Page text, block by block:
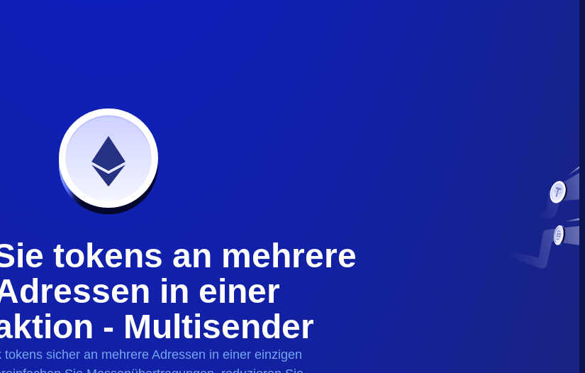
tokens an mehrere
in einer
- Multisender
tokens sicher an mehrere Adressen in einer einzigen